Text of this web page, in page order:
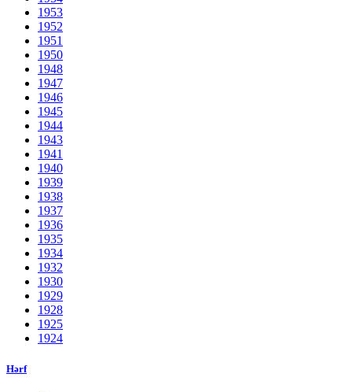
1953
1952
1951
1950
1948
1947
1946
1945
1944
1943
1941
1940
1939
1938
1937
1936
1935
1934
1932
1930
1929
1928
1925
1924
Hərf